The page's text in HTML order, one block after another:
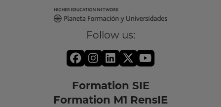
Follow us:
Formation SIE
Formation M1 RensIE